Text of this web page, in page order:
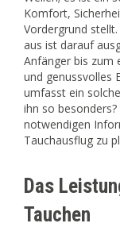
Komfort,
Vordergrund
aus ist darauf
Anfänger bis zum
und genussvolles
umfasst ein
ihn so
notwendigen
Tauchausflug zu
Das
Tauchen